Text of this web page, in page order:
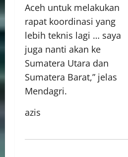
Aceh untuk melakukan
rapat koordinasi yang
lebih teknis lagi … saya
juga nanti akan ke
Sumatera Utara dan
Sumatera Barat,” jelas
Mendagri.
azis